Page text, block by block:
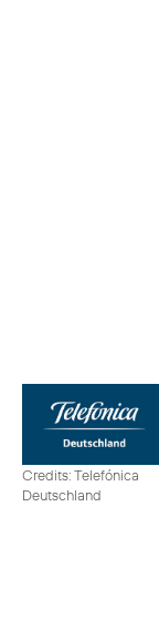
Credits: Telefónica
Deutschland